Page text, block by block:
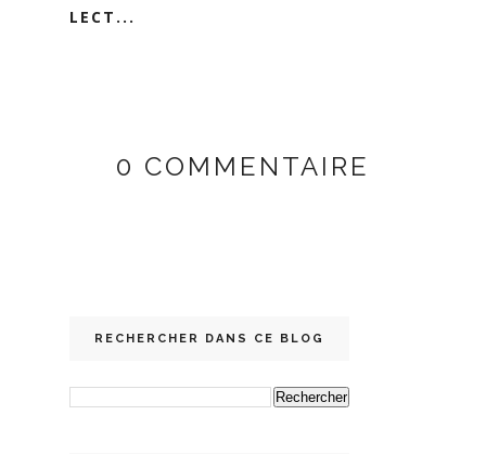
LECT...
0 COMMENTAIRE
RECHERCHER DANS CE BLOG